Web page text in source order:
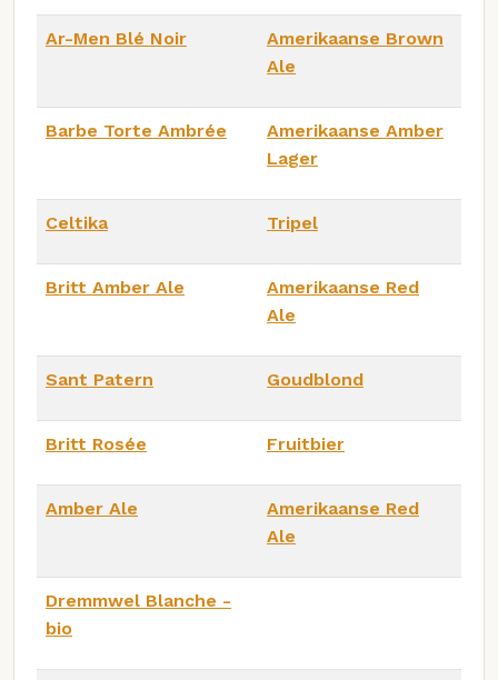
Ar-Men Blé Noir
Amerikaanse Brown
Ale
Barbe Torte Ambrée
Amerikaanse Amber
Lager
Celtika Tripel
Britt Amber Ale
Amerikaanse Red
Ale
Sant Patern Goudblond
Britt Rosée Fruitbier
Amber Ale
Amerikaanse Red
Ale
Dremmwel Blanche -
bio